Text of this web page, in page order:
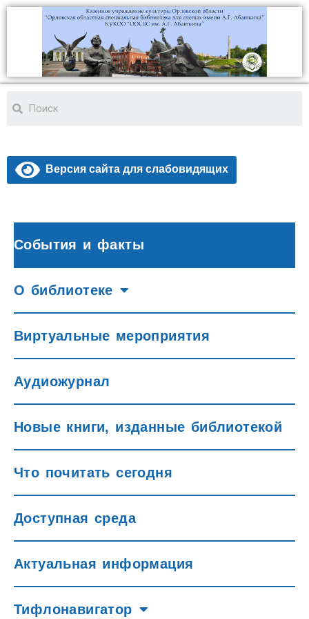
Версия сайта для слабовидящих
События и факты
О библиотеке
Виртуальные мероприятия
Аудиожурнал
Новые книги, изданные библиотекой
Что почитать сегодня
Доступная среда
Актуальная информация
Тифлонавигатор